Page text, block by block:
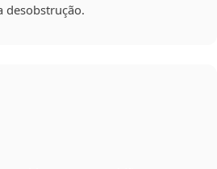
desobstrução.